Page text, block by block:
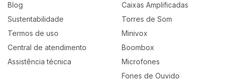
Blog
Sustentabilidade
Termos de uso
Central de atendimento
Assistência técnica
Caixas Amplificadas
Torres de Som
Minivox
Boombox
Microfones
Fones de Ouvido